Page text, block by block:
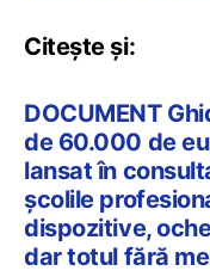
Citește și:
DOCUMENT
de 60.000 de
lansat în
școlile
dispozitive,
dar totul fără